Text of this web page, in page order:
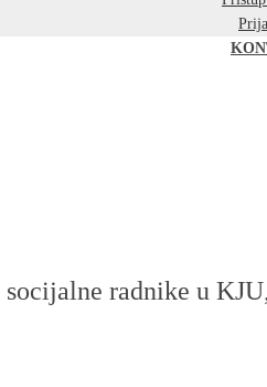
radnike u